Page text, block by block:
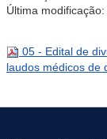
Última modificação:
05 - Edital de
laudos médicos de